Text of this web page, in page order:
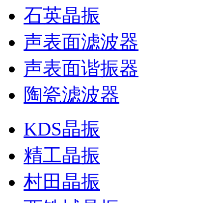
石英晶振
声表面滤波器
声表面谐振器
陶瓷滤波器
KDS晶振
精工晶振
村田晶振